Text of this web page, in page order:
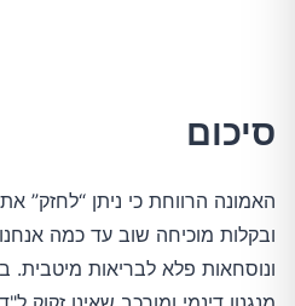
סיכום
האמונה הרווחת כי ניתן “לחזק”
ובקלות מוכיחה שוב עד כמה
ונוסחאות פלא לבריאות מיטבית.